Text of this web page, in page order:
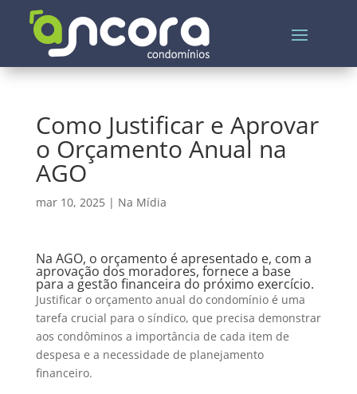
Como Justificar e Aprovar
o Orçamento Anual na
AGO
mar 10, 2025| Na Mídia
Na AGO, o orçamento é apresentado e, com a
aprovação dos moradores, fornece a base
para a gestão financeira do próximo exercício.
Justificar o orçamento anual do condomínio é uma
tarefa crucial para o síndico, que precisa demonstrar
aos condôminos a importância de cada item de
despesa e a necessidade de planejamento
financeiro.